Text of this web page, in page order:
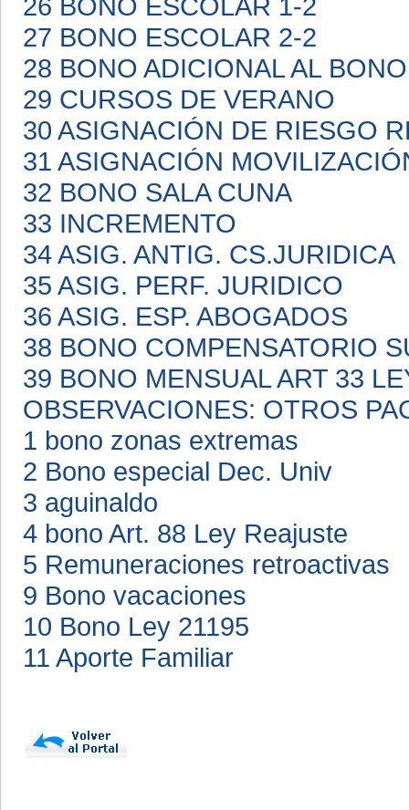
27 BONO ESCOLAR 2-2
28 BONO ADICIONAL AL
29 CURSOS DE VERANO
30 ASIGNACIÓN DE RIESGO
31 ASIGNACIÓN
32 BONO SALA CUNA
33 INCREMENTO
34 ASIG. ANTIG. CS.JURIDICA
35 ASIG. PERF. JURIDICO
36 ASIG. ESP. ABOGADOS
38 BONO COMPENSATORIO
39 BONO MENSUAL ART 33
OBSERVACIONES: OTROS
1 bono zonas extremas
2 Bono especial Dec. Univ
3 aguinaldo
4 bono Art. 88 Ley Reajuste
5 Remuneraciones retroactivas
9 Bono vacaciones
10 Bono Ley 21195
11 Aporte Familiar